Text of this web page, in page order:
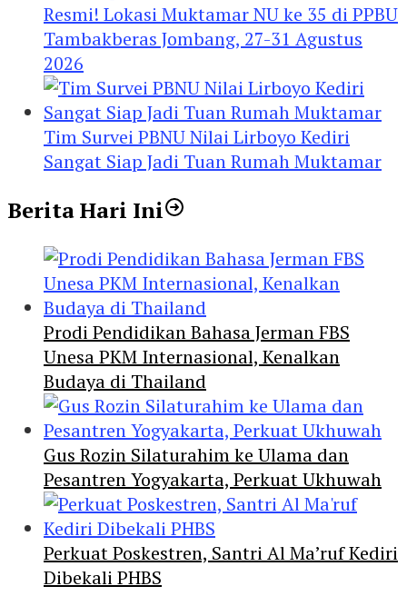
Resmi! Lokasi Muktamar NU ke 35 di PPBU
Tambakberas Jombang, 27-31 Agustus
2026
Tim Survei PBNU Nilai Lirboyo Kediri
Sangat Siap Jadi Tuan Rumah Muktamar
Berita Hari Ini
Prodi Pendidikan Bahasa Jerman FBS
Unesa PKM Internasional, Kenalkan
Budaya di Thailand
Gus Rozin Silaturahim ke Ulama dan
Pesantren Yogyakarta, Perkuat Ukhuwah
Perkuat Poskestren, Santri Al Ma’ruf Kediri
Dibekali PHBS